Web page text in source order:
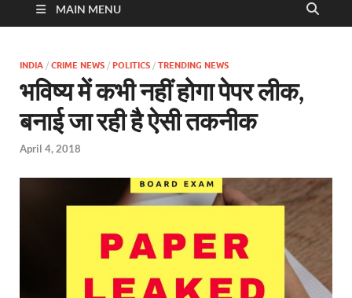
MAIN MENU
INDIA / CRIME NEWS / POLITICS / TRENDING NEWS
भविष्य में कभी नहीं होगा पेपर लीक,
बनाई जा रही है ऐसी तकनीक
April 4, 2018